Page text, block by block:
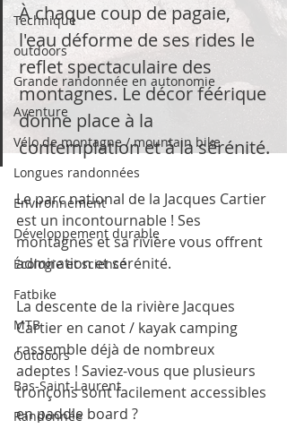
Technique
outdoors
Grande randonnée en autonomie
Aventure
Vélo de montagne / mountain bike
Longues randonnées
Environnement
Développement durable
Écologie et science
Fatbike
MTB
Outdoors
Bas-Saint-Laurent
Randonnée
À chaque coup de pagaie,
l'eau déforme de ses rides le
reflet spectaculaire des
montagnes. Le décor féérique
donne place à la
contemplation et à la sérénité.
Le parc national de la Jacques Cartier
est un incontournable ! Ses
montagnes et sa rivière vous offrent
admiration et sérénité.
La descente de la rivière Jacques
Cartier en canot / kayak camping
rassemble déjà de nombreux
adeptes ! Saviez-vous que plusieurs
tronçons sont facilement accessibles
en paddle board ?